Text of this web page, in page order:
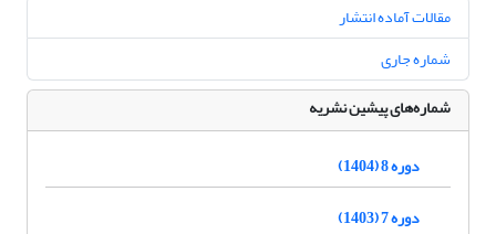
مقالات آماده انتشار
شماره جاری
شماره‌های پیشین نشریه
دوره 8 (1404)
دوره 7 (1403)